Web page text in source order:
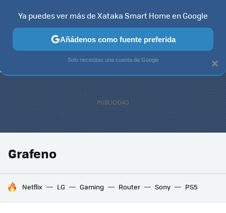
TELEVISORES CONTENIDOS SMART TV SELECCIÓN
Grafeno
HOY SE HABLA DE
Netflix LG Gaming Router Sony PS5
×
Ya puedes ver más de Xataka Smart Home en Google
Añádenos como fuente preferida
Solo necesitas una cuenta de Google